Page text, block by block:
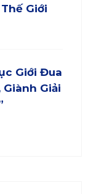
Giới
Giới Đua
Giành Giải